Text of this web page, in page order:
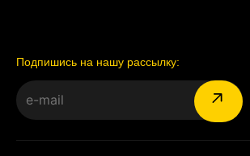
Подпишись на нашу рассылку: